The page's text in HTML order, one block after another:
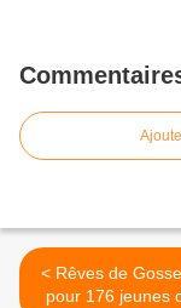
< Rêves de Gosse décolle
pour 176 jeunes de QBO